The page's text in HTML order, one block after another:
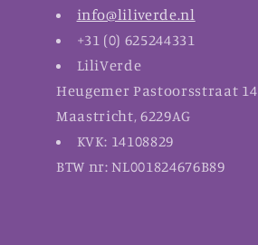
info@liliverde.nl
+31 (0) 625244331
LiliVerde
Heugemer Pastoorsstraat 14
Maastricht, 6229AG
KVK: 14108829
BTW nr: NL001824676B89